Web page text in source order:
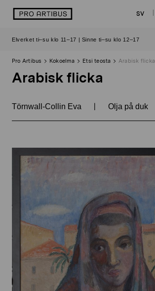
sisältöön
logo SV
Elverket ti–su klo 11–17 | Sinne ti–su klo 12–17
Pro Artibus Kokoelma Etsi teosta Arabisk flicka
Arabisk flicka
Törnwall-Collin Eva | Olja på duk